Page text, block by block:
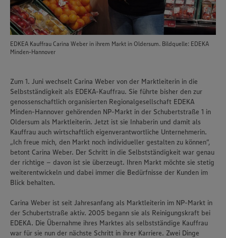
EDKEA Kauffrau Carina Weber in ihrem Markt in Oldersum. Bildquelle: EDEKA
Minden-Hannover
Zum 1. Juni wechselt Carina Weber von der Marktleiterin in die
Selbstständigkeit als EDEKA-Kauffrau. Sie führte bisher den zur
genossenschaftlich organisierten Regionalgesellschaft EDEKA
Minden-Hannover gehörenden NP-Markt in der Schubertstraße 1 in
Oldersum als Marktleiterin. Jetzt ist sie Inhaberin und damit als
Kauffrau auch wirtschaftlich eigenverantwortliche Unternehmerin.
„Ich freue mich, den Markt noch individueller gestalten zu können“,
betont Carina Weber. Der Schritt in die Selbstständigkeit war genau
der richtige – davon ist sie überzeugt. Ihren Markt möchte sie stetig
weiterentwickeln und dabei immer die Bedürfnisse der Kunden im
Blick behalten.
Carina Weber ist seit Jahresanfang als Marktleiterin im NP-Markt in
der Schubertstraße aktiv. 2005 begann sie als Reinigungskraft bei
EDEKA. Die Übernahme ihres Marktes als selbstständige Kauffrau
war für sie nun der nächste Schritt in ihrer Karriere. Zwei Dinge